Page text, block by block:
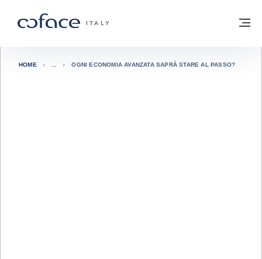
COFACE FOR TRADE - GROUP WEBSITE
ITALY
Torna alla Homepage
HOME OGNI ECONOMIA AVANZATA SAPRÀ STARE AL PASSO?